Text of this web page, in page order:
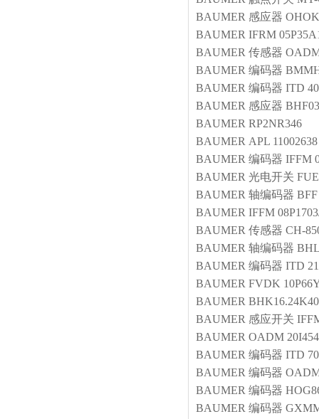
BAUMER 感应器
BAUMER IFRM
BAUMER 传感器
BAUMER 编码器
BAUMER 编码器 ITD
BAUMER 感应器
BAUMER RP2NR346
BAUMER APL 11002638
BAUMER 编码器 IFFM
BAUMER 光电开关
BAUMER 轴编码器
BAUMER IFFM
BAUMER 传感器 CH-
BAUMER 轴编码器
BAUMER 编码器 ITD
BAUMER FVDK
BAUMER
BAUMER 感应开关
BAUMER OADM
BAUMER 编码器 ITD
BAUMER 编码器
BAUMER 编码器
BAUMER 编码器